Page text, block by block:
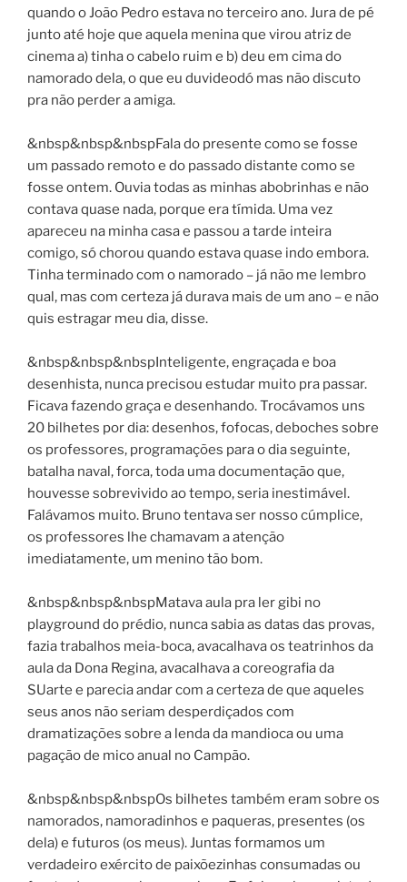
quando o João Pedro estava no terceiro ano. Jura de pé
junto até hoje que aquela menina que virou atriz de
cinema a) tinha o cabelo ruim e b) deu em cima do
namorado dela, o que eu duvideodó mas não discuto
pra não perder a amiga.
&nbsp&nbsp&nbspFala do presente como se fosse
um passado remoto e do passado distante como se
fosse ontem. Ouvia todas as minhas abobrinhas e não
contava quase nada, porque era tímida. Uma vez
apareceu na minha casa e passou a tarde inteira
comigo, só chorou quando estava quase indo embora.
Tinha terminado com o namorado – já não me lembro
qual, mas com certeza já durava mais de um ano – e não
quis estragar meu dia, disse.
&nbsp&nbsp&nbspInteligente, engraçada e boa
desenhista, nunca precisou estudar muito pra passar.
Ficava fazendo graça e desenhando. Trocávamos uns
20 bilhetes por dia: desenhos, fofocas, deboches sobre
os professores, programações para o dia seguinte,
batalha naval, forca, toda uma documentação que,
houvesse sobrevivido ao tempo, seria inestimável.
Falávamos muito. Bruno tentava ser nosso cúmplice,
os professores lhe chamavam a atenção
imediatamente, um menino tão bom.
&nbsp&nbsp&nbspMatava aula pra ler gibi no
playground do prédio, nunca sabia as datas das provas,
fazia trabalhos meia-boca, avacalhava os teatrinhos da
aula da Dona Regina, avacalhava a coreografia da
SUarte e parecia andar com a certeza de que aqueles
seus anos não seriam desperdiçados com
dramatizações sobre a lenda da mandioca ou uma
pagação de mico anual no Campão.
&nbsp&nbsp&nbspOs bilhetes também eram sobre os
namorados, namoradinhos e paqueras, presentes (os
dela) e futuros (os meus). Juntas formamos um
verdadeiro exército de paixõezinhas consumadas ou